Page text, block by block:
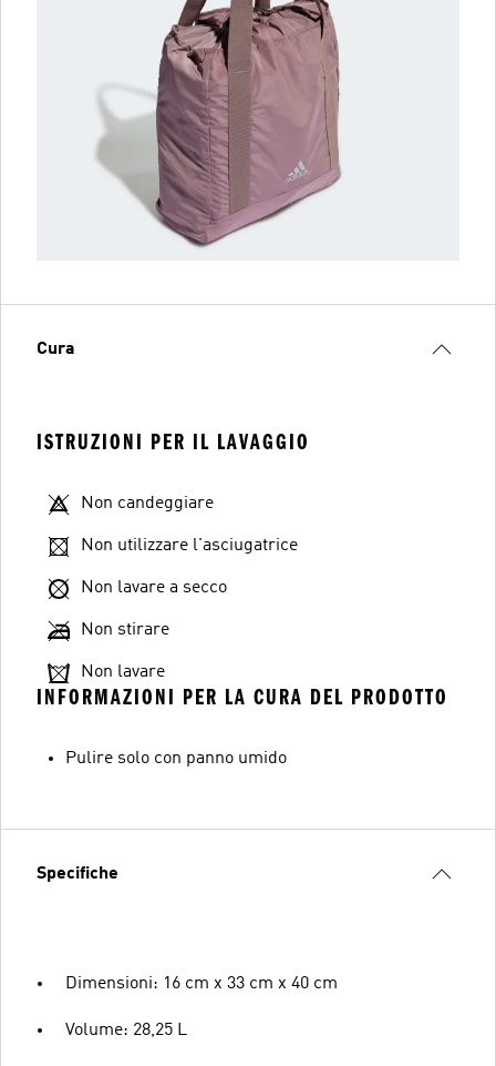
Cura
ISTRUZIONI PER IL LAVAGGIO
Non candeggiare
Non utilizzare l'asciugatrice
Non lavare a secco
Non stirare
Non lavare
INFORMAZIONI PER LA CURA DEL PRODOTTO
Pulire solo con panno umido
Specifiche
Dimensioni: 16 cm x 33 cm x 40 cm
Volume: 28,25 L